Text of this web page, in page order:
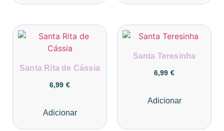
Santa Rita de Cássia
6,99 €
Adicionar
Santa Teresinha
6,99 €
Adicionar